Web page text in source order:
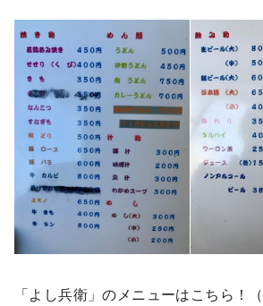
「よし兵衛」のメニューはこちら！